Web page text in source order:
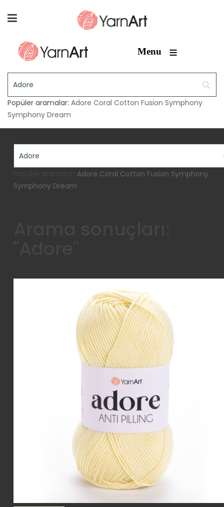
Menu ≡
Popüler aramalar: Adore Coral Cotton Fusion Symphony
Symphony Dream
Adore Coral Cotton Fusion Symphony
Symphony Dream